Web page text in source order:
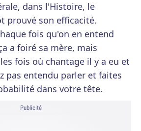
dans l'Histoire, le
prouvé son efficacité.
fois qu'on en entend
a foiré sa mère, mais
fois où chantage il y a eu et
pas entendu parler et faites
dans votre tête.
Publicité